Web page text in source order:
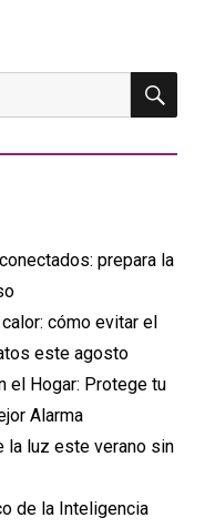
prepara la
cómo evitar el
este agosto
el Hogar: Protege tu
Alarma
la luz este verano sin
de la Inteligencia